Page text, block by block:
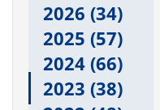
2026 (34)
2025 (57)
2024 (66)
2023 (38)